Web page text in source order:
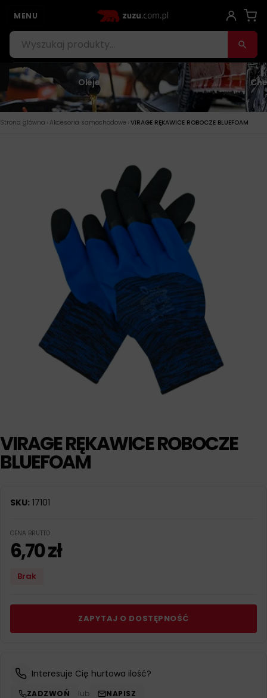
MENU
Oleje
Strona główna › Akcesoria samochodowe › VIRAGE RĘKAWICE ROBOCZE BLUEFOAM
VIRAGE RĘKAWICE ROBOCZE
BLUEFOAM
SKU: 17101
CENA BRUTTO
6,70zł
Brak
ZAPYTAJ O DOSTĘPNOŚĆ
Interesuje Cię hurtowa ilość?
ZADZWOŃ lub NAPISZ